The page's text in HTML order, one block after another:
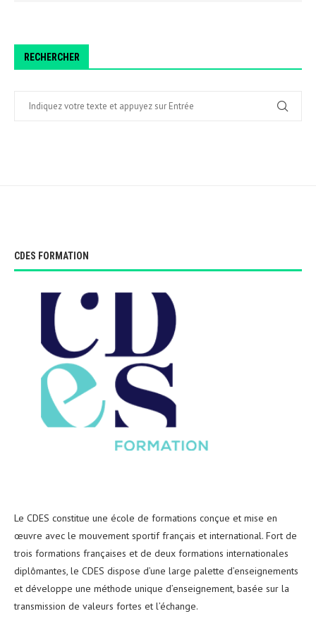
RECHERCHER
CDES FORMATION
Le CDES constitue une école de formations conçue et mise en
œuvre avec le mouvement sportif français et international. Fort de
trois formations françaises et de deux formations internationales
diplômantes, le CDES dispose d’une large palette d’enseignements
et développe une méthode unique d’enseignement, basée sur la
transmission de valeurs fortes et l’échange.